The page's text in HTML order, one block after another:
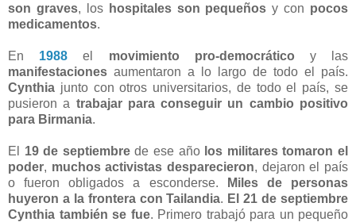
son graves, los hospitales son pequeños y con pocos
medicamentos.
En 1988 el movimiento pro-democrático y las
manifestaciones aumentaron a lo largo de todo el país.
Cynthia junto con otros universitarios, de todo el país, se
pusieron a trabajar para conseguir un cambio positivo
para Birmania.
El 19 de septiembrede ese año los militares tomaron el
poder, muchos activistas desparecieron, dejaron el país
o fueron obligados a esconderse.
Miles de personas
huyeron a la frontera con Tailandia. El 21 de septiembre
Cynthia también se fue. Primero trabajó para un pequeño